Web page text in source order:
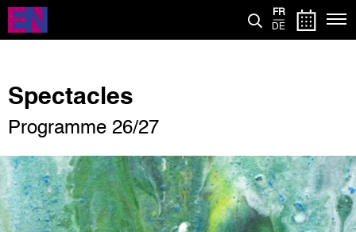
Aller
contenu
FR
DE
Spectacles
Programme 26/27